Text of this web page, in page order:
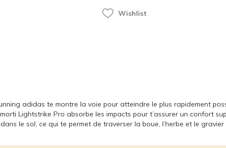
Wishlist
adidas te montre la voie pour atteindre le plus rapidement
Lightstrike Pro absorbe les impacts pour t’assurer un confort
le sol, ce qui te permet de traverser la boue, l’herbe et le